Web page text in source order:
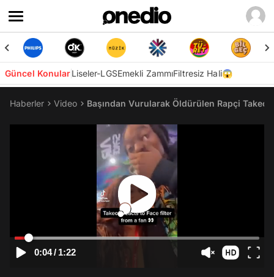
Güncel KonularLiseler-LGSEmekli ZammıFiltresiz Hali😱
Haberler Video Başından Vurularak Öldürülen Rapçi
0:04/ 1:22